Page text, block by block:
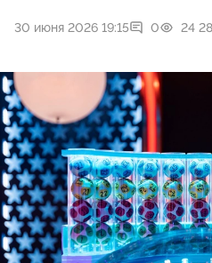
30 июня 2026 19:15 0 24